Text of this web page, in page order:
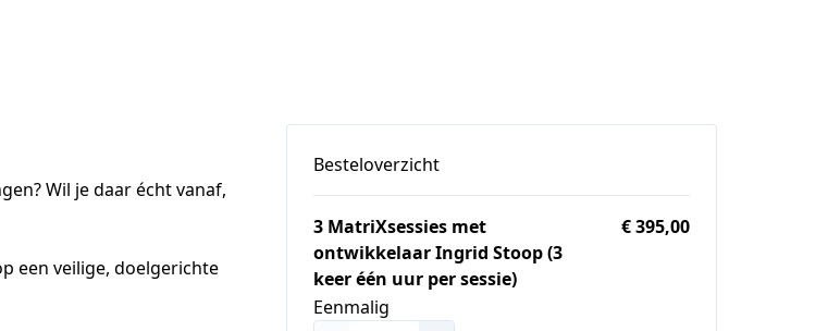
Wil je daar écht vanaf,
een veilige, doelgerichte
Besteloverzicht
3 MatriXsessies met
ontwikkelaar Ingrid Stoop (3
keer één uur per sessie)
Eenmalig
€ 395,00